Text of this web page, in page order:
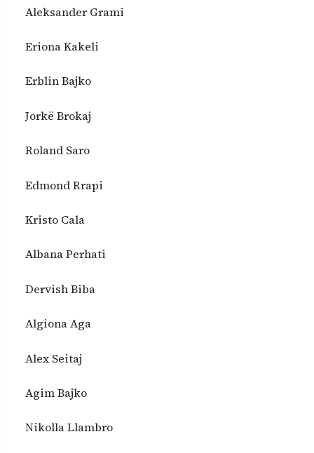
Aleksander Grami
Eriona Kakeli
Erblin Bajko
Jorkë Brokaj
Roland Saro
Edmond Rrapi
Kristo Cala
Albana Perhati
Dervish Biba
Algiona Aga
Alex Seitaj
Agim Bajko
Nikolla Llambro